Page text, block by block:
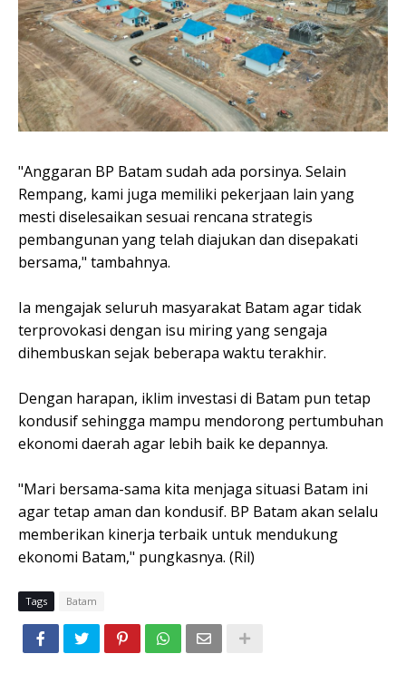
"Anggaran BP Batam sudah ada porsinya. Selain
Rempang, kami juga memiliki pekerjaan lain yang
mesti diselesaikan sesuai rencana strategis
pembangunan yang telah diajukan dan disepakati
bersama," tambahnya.
Ia mengajak seluruh masyarakat Batam agar tidak
terprovokasi dengan isu miring yang sengaja
dihembuskan sejak beberapa waktu terakhir.
Dengan harapan, iklim investasi di Batam pun tetap
kondusif sehingga mampu mendorong pertumbuhan
ekonomi daerah agar lebih baik ke depannya.
"Mari bersama-sama kita menjaga situasi Batam ini
agar tetap aman dan kondusif. BP Batam akan selalu
memberikan kinerja terbaik untuk mendukung
ekonomi Batam," pungkasnya. (Ril)
Tags Batam